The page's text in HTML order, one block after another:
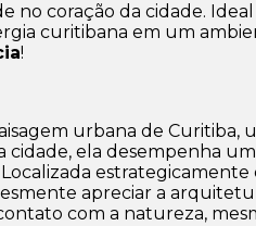
no coração da cidade.
curitibana em um
!
urbana de Curitiba,
ela desempenha
apreciar a
com a natureza,